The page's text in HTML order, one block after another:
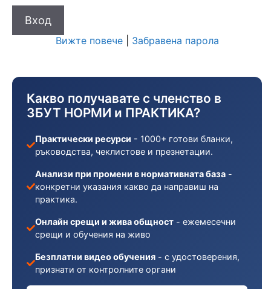
Вижте повече| Забравена парола
Какво получавате с членство в
ЗБУТ НОРМИ и ПРАКТИКА?
Практически ресурси - 1000+ готови бланки,
ръководства, чеклистове и презнетации.
Анализи при промени в нормативната база -
конкретни указания какво да направиш на
практика.
Онлайн срещи и жива общност - ежемесечни
срещи и обучения на живо
Безплатни видео обучения - с удостоверения,
признати от контролните органи